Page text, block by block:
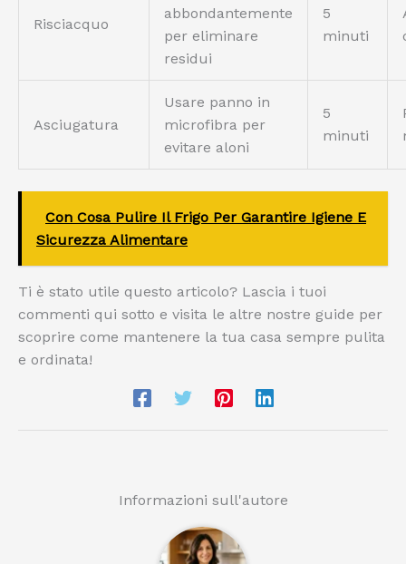
Risciacquo
abbondantemente
per eliminare
residui
5
minuti
Asciugatura
Usare panno in
microfibra per
evitare aloni
5
minuti
Con Cosa Pulire Il Frigo Per Garantire Igiene E
Sicurezza Alimentare
Ti è stato utile questo articolo? Lascia i tuoi
commenti qui sotto e visita le altre nostre guide per
scoprire come mantenere la tua casa sempre pulita
e ordinata!
Informazioni sull'autore